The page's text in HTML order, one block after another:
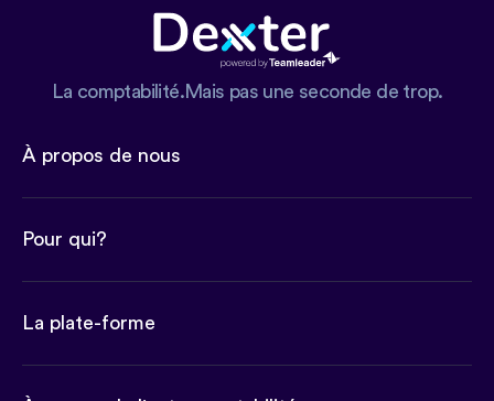
La comptabilité.Mais pas une seconde de trop.
À propos de nous
Pour qui?
La plate-forme